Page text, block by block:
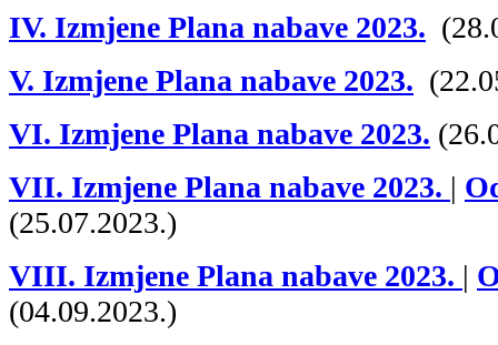
IV. Izmjene Plana nabave 2023.
V. Izmjene Plana nabave 2023.
VI. Izmjene Plana nabave 2023.
VII. Izmjene Plana nabave 2023. |
(25.07.2023.)
VIII. Izmjene Plana nabave 2023. |
(04.09.2023.)